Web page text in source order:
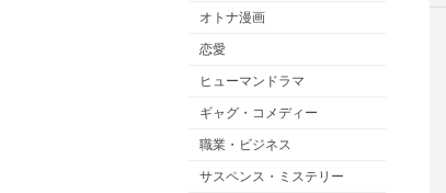
オトナ漫画
恋愛
ヒューマンドラマ
ギャグ・コメディー
職業・ビジネス
サスペンス・ミステリー